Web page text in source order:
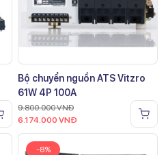
Bộ chuyển nguồn ATS Vitzro
61W 4P 100A
9.800.000VNĐ
6.174.000 VNĐ
-8%